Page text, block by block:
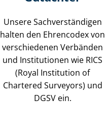
Unsere Sach­ver­stän­di­gen
halten den Ehrencodex von
verschiedenen Verbänden
und Institutionen wie RICS
(Royal Institution of
Chartered Surveyors) und
DGSV ein.